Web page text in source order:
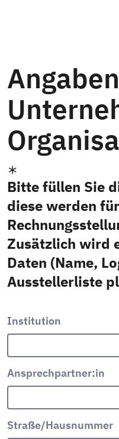
Bitte füllen Sie
diese werden
Zusätzlich wird
Daten (Name,
Ausstellerliste
Institution
Ansprechpartner:in
Straße/Hausnummer